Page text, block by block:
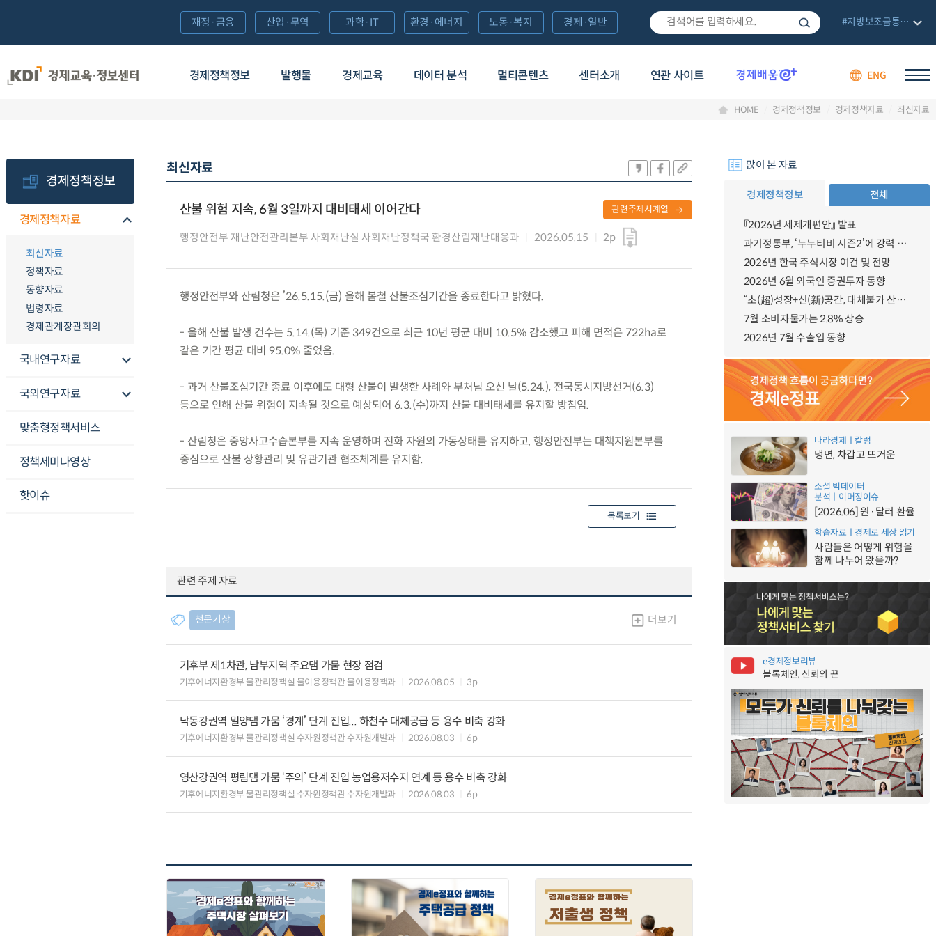
경제정책정보 발행물 경제교육 데이터 분석 멀티콘텐츠 센터소개 연관 사이트 ENG
재정·금융 산업·무역 과학·IT 환경·에너지 노동·복지 경제·일반 #지방보조금통합관리망
HOME 경제정책정보 경제정책자료 최신자료
경제정책정보
경제정책자료
최신자료
정책자료
동향자료
법령자료
경제관계장관회의
국내연구자료
국외연구자료
맞춤형정책서비스
정책세미나영상
핫이슈
최신자료
산불 위험 지속, 6월 3일까지 대비태세 이어간다
행정안전부 재난안전관리본부 사회재난실 사회재난정책국 환경산림재난대응과 2026.05.15 2p
관련주제시계열
행정안전부와 산림청은 ’26.5.15.(금) 올해 봄철 산불조심기간을 종료한다고 밝혔다.
- 올해 산불 발생 건수는 5.14.(목) 기준 349건으로 최근 10년 평균 대비 10.5% 감소했고 피해 면적은 722ha로
같은 기간 평균 대비 95.0% 줄었음.
- 과거 산불조심기간 종료 이후에도 대형 산불이 발생한 사례와 부처님 오신 날(5.24.), 전국동시지방선거(6.3)
등으로 인해 산불 위험이 지속될 것으로 예상되어 6.3.(수)까지 산불 대비태세를 유지할 방침임.
- 산림청은 중앙사고수습본부를 지속 운영하며 진화 자원의 가동상태를 유지하고, 행정안전부는 대책지원본부를
중심으로 산불 상황관리 및 유관기관 협조체계를 유지함.
목록보기
관련 주제 자료
천문기상 더보기
기후부 제1차관, 남부지역 주요댐 가뭄 현장 점검
기후에너지환경부 물관리정책실 물이용정책관 물이용정책과 2026.08.05 3p
낙동강권역 밀양댐 가뭄 ‘경계’ 단계 진입... 하천수 대체공급 등 용수 비축 강화
기후에너지환경부 물관리정책실 수자원정책관 수자원개발과 2026.08.03 6p
영산강권역 평림댐 가뭄 ‘주의’ 단계 진입 농업용저수지 연계 등 용수 비축 강화
기후에너지환경부 물관리정책실 수자원정책관 수자원개발과 2026.08.03 6p
많이 본 자료
경제정책정보 전체
『2026년 세제개편안』 발표
과기정통부, ‘누누티비 시즌2’에 강력 대응 의지 밝혀
2026년 한국 주식시장 여건 및 전망
2026년 6월 외국인 증권투자 동향
“초(超)성장+신(新)공간, 대체불가 산업강국”
7월 소비자물가는 2.8% 상승
2026년 7월 수출입 동향
나라경제ㅣ칼럼
냉면, 차갑고 뜨거운
소셜 빅데이터
분석ㅣ이머징이슈
[2026.06] 원·달러 환율
학습자료ㅣ경제로 세상 읽기
사람들은 어떻게 위험을
함께 나누어 왔을까?
e경제정보리뷰
블록체인, 신뢰의 끈